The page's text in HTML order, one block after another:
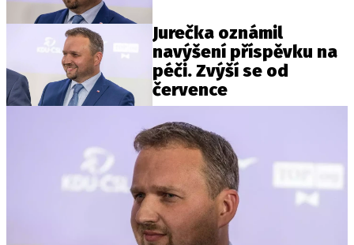
Jurečka oznámil
navýšení příspěvku na
péči. Zvýší se od
července